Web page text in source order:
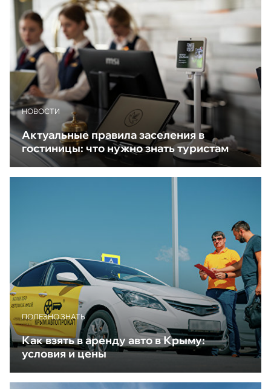
НОВОСТИ
Актуальные правила заселения в
гостиницы: что нужно знать туристам
ПОЛЕЗНО ЗНАТЬ
Как взять в аренду авто в Крыму:
условия и цены